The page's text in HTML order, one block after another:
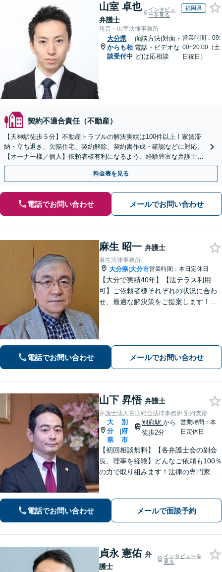
山室 卓也
弁護士
インタビュ
ーを見る
福岡県
尾畠・山室法律事務所
大分県
からも相
談受付中
面談方法(対面・
電話・ビデオな
ど)は応相談
営業時間：09:
00~20:00（土
日祝日）
契約不適合責任（不動産）
【天神駅徒歩５分】不動産トラブルの解決実績は100件以上！家賃滞
納・立ち退き、欠陥住宅、契約解除、契約書作成・確認などに対応。
【オーナー様／個人】依頼者様有利になるよう、経験豊富な弁護士が
交渉いたします。まずは電話相談からお越しください
料金表を見る
電話でお問い合わせ メールでお問い合わせ
麻生 昭一 弁護士
麻生法律事務所
大分県|大分市営業時間：本日定休日
【大分で実績40年】【法テラス利用
可】ご依頼者様それぞれの状況に合わ
せ、最適な解決策をご提案します！緊
す。どうぞお気軽にお話しください。
【休日面談可】
電話でお問い合わせ メールでお問い合わせ
山下 昇悟 弁護士
弁護士法人古庄総合法律事務所 別府支部
大
分
県
|
別
府
市
別府駅から
徒歩2分
営業時間：本
日定休日
【初回相談無料】【各弁護士会の副会
長、理事を経験】どんなご依頼も100％
の力で取り組みます！法律の専門家と
拠点ある地域密着型の事務所】
電話でお問い合わせ メールで面談予約
貞永 憲佑 弁
護士
インタビューを
見る